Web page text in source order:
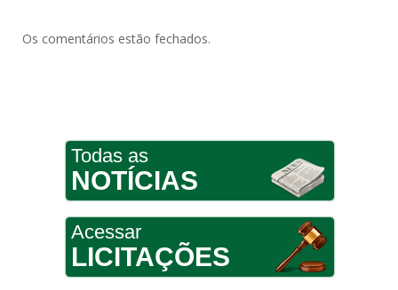
Os comentários estão fechados.
Todas as
NOTÍCIAS
Acessar
LICITAÇÕES